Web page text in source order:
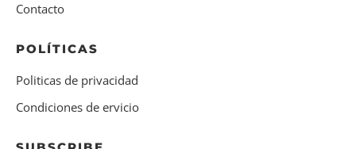
Contacto
POLÍTICAS
Politicas de privacidad
Condiciones de ervicio